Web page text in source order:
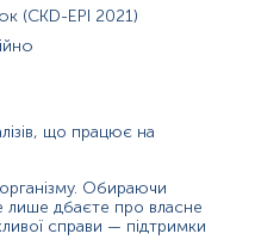
жирну їжу, стресові
прийом ліків, фізичні
повідомити про це
невеликої кількості
витримати максимально
(CKD-EPI 2021)
що працює на
Обираючи
лише дбаєте про власне
справи — підтримки